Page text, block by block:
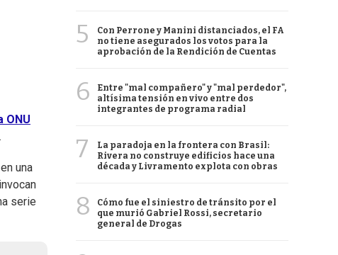
ONU
una
serie
5
Con Perrone y Manini distanciados, el FA
no tiene asegurados los votos para la
aprobación de la Rendición de Cuentas
6
Entre "mal compañero" y "mal perdedor",
altísima tensión en vivo entre dos
integrantes de programa radial
7
La paradoja en la frontera con Brasil:
Rivera no construye edificios hace una
década y Livramento explota con obras
8
Cómo fue el siniestro de tránsito por el
que murió Gabriel Rossi, secretario
general de Drogas